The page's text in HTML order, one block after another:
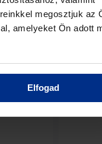
megosztjuk az
amelyeket Ön adott
Elfogad
to